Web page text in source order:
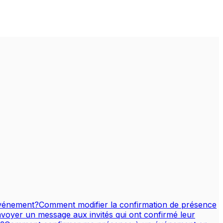
Comment modifier la confirmation de présence
un message aux invités qui ont confirmé leur